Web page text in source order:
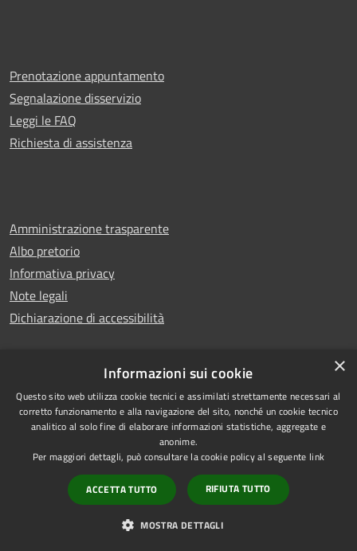
Prenotazione appuntamento
Segnalazione disservizio
Leggi le FAQ
Richiesta di assistenza
Amministrazione trasparente
Albo pretorio
Informativa privacy
Note legali
Dichiarazione di accessibilità
RSS
Accessibilità
Cookie
Mappa del sito
Copyright © 2025
Comune di
Montecorvino Pugliano
Powered by
Municipium •
×
Informazioni sui cookie
Questo sito web utilizza cookie tecnici e assimilati strettamente necessari al
corretto funzionamento e alla navigazione del sito, nonché un cookie tecnico
analitico al solo fine di elaborare informazioni statistiche, aggregate e
anonime.
Per maggiori dettagli, può consultare la cookie policy al seguente link
ACCETTA TUTTO RIFIUTA TUTTO
MOSTRA DETTAGLI